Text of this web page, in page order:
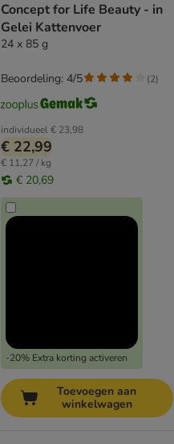
Concept for Life Beauty - in
Gelei Kattenvoer
24 x 85 g
individueel€ 23,98
€ 22,99
€ 11,27 / kg
€ 20,69
-20% Extra korting activeren
Beoordeling: 4/5 (2)
Toevoegen aan
winkelwagen